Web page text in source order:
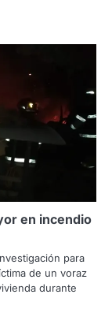
en incendio
para
de un voraz
durante